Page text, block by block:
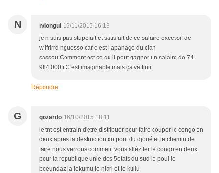
N ndongui 19/11/2015 16:13
je n suis pas stupefait et satisfait de ce salaire excessif de
wilfrirrd nguesso car c est l apanage du clan
sassou.Comment est ce qu il peut gagner un salaire de 74
984.000fr.C est imaginable mais ça va finir.
Répondre
G gozardo 16/10/2015 18:11
le tnt est entrain d'etre distribuer pour faire couper le congo en
deux apres la destruction du pont du djoué et le chemin de
faire nous verrons comment vous alléz fer le congo en deux
pour la republique unie des 5etats du sud le poul le
boeundaz la lekumu le niari et le kuilu